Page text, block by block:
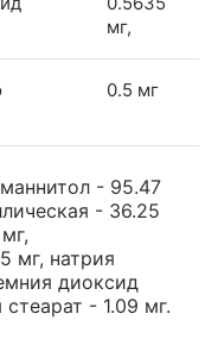
мг,
0.5 мг
- 95.47
- 36.25
мг, натрия
диоксид
- 1.09 мг.